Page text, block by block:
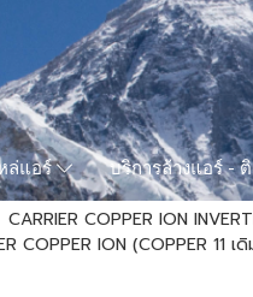
ล่แอร์ บริการล้างแอร์ -
CARRIER COPPER ION
COPPER ION (COPPER 11